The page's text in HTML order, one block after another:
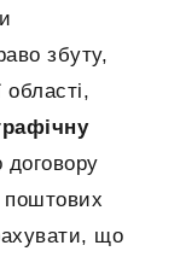
збуту,
поштових
що